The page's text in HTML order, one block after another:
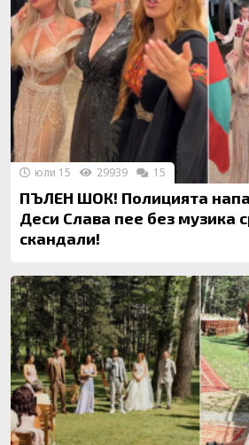
ПЪЛЕН ШОК! Полицията
Деси Слава пее без музика
скандали!
юли 15 29939 15